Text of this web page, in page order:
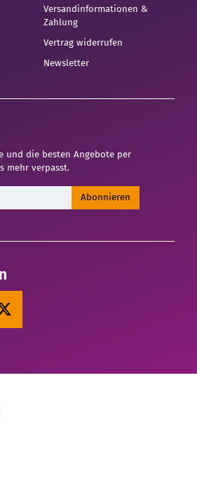
Versandinformationen &
Zahlung
Vertrag widerrufen
Newsletter
und die besten Angebote per
mehr verpasst.
Abonnieren
X (Twitter)